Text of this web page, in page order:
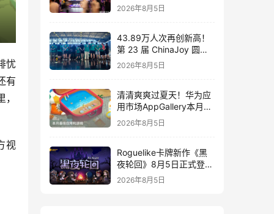
忧
有
视
2026年8月5日
43.89万人次再创新高！
第 23 届 ChinaJoy 圆满
落幕：感谢有你，共赴这
2026年8月5日
清清爽爽过夏天！华为应
用市场AppGallery本月最
佳上新，款款提升幸福感
2026年8月5日
Roguelike卡牌新作《黑
夜轮回》8月5日正式登陆
Steam，首发9折优惠开
2026年8月5日